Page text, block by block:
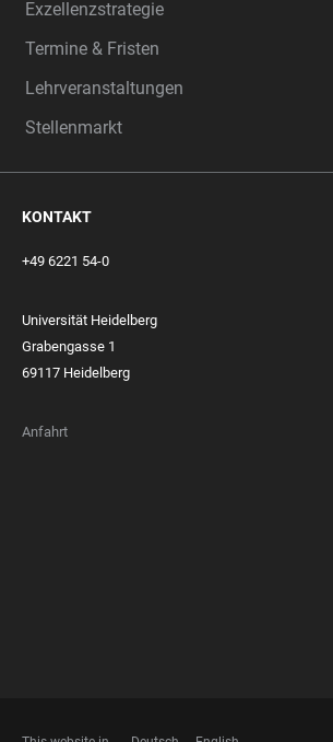
Exzellenzstrategie
Termine & Fristen
Lehrveranstaltungen
Stellenmarkt
KONTAKT
+49 6221 54-0
Universität Heidelberg
Grabengasse 1
69117 Heidelberg
Anfahrt